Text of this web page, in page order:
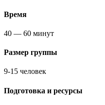
Время
40 — 60 минут
Размер группы
9-15 человек
Подготовка и ресурсы